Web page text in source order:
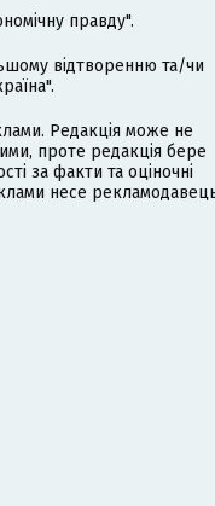
правду".
відтворенню та/чи
Редакція може не
проте редакція бере
за факти та оціночні
несе